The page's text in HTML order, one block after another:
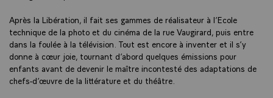
Après la Libération, il fait ses gammes de réalisateur à l’Ecole
technique de la photo et du cinéma de la rue Vaugirard, puis entre
dans la foulée à la télévision. Tout est encore à inventer et il s’y
donne à cœur joie, tournant d’abord quelques émissions pour
enfants avant de devenir le maître incontesté des adaptations de
chefs-d’œuvre de la littérature et du théâtre.